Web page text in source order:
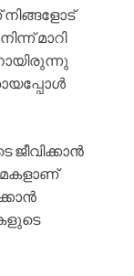
മാറി
ജീവിക്കാൻ
മകളാണ്